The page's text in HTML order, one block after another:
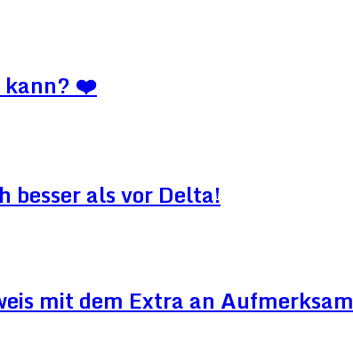
kann? ❤️
besser als vor Delta!
mit dem Extra an